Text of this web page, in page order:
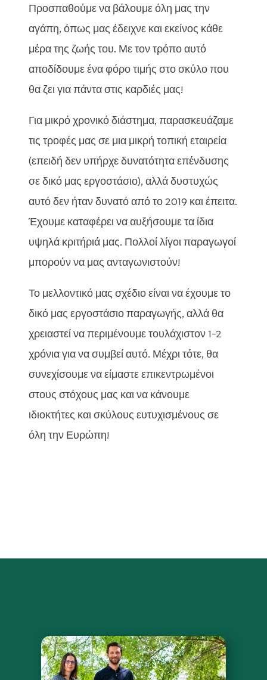
Προσπαθούμε να βάλουμε όλη μας την
αγάπη, όπως μας έδειχνε και εκείνος κάθε
μέρα της ζωής του. Με τον τρόπο αυτό
αποδίδουμε ένα φόρο τιμής στο σκύλο που
θα ζει για πάντα στις καρδιές μας!
Για μικρό χρονικό διάστημα, παρασκευάζαμε
τις τροφές μας σε μια μικρή τοπική εταιρεία
(επειδή δεν υπήρχε δυνατότητα επένδυσης
σε δικό μας εργοστάσιο), αλλά δυστυχώς
αυτό δεν ήταν δυνατό από το 2019 και έπειτα.
Έχουμε καταφέρει να αυξήσουμε τα ίδια
υψηλά κριτήριά μας. Πολλοί λίγοι παραγωγοί
μπορούν να μας ανταγωνιστούν!
Το μελλοντικό μας σχέδιο είναι να έχουμε το
δικό μας εργοστάσιο παραγωγής, αλλά θα
χρειαστεί να περιμένουμε τουλάχιστον 1-2
χρόνια για να συμβεί αυτό. Μέχρι τότε, θα
συνεχίσουμε να είμαστε επικεντρωμένοι
στους στόχους μας και να κάνουμε
ιδιοκτήτες και σκύλους ευτυχισμένους σε
όλη την Ευρώπη!